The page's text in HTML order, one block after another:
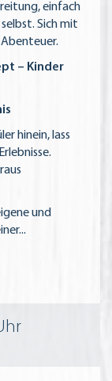
einfach
Sich mit
– Kinder
hinein, lass
und
...